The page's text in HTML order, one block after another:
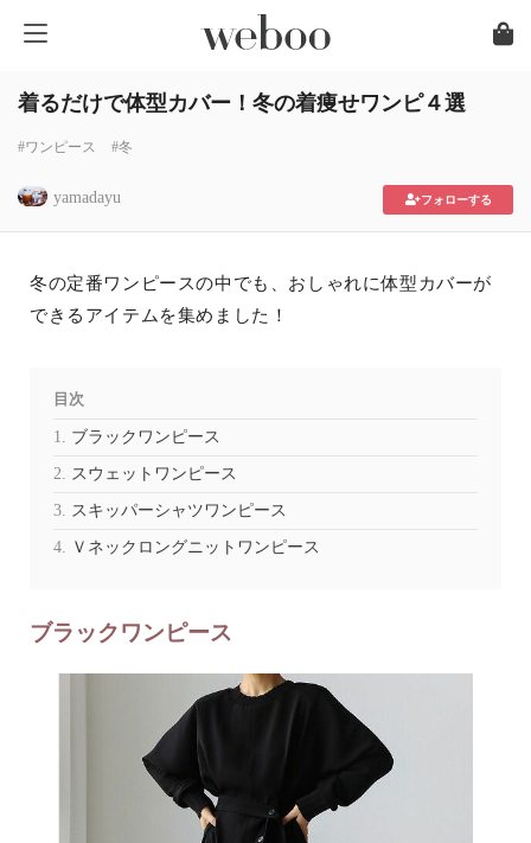
着るだけで体型カバー！冬の着痩せワンピ４選
#ワンピース #冬
yamadayu フォローする
冬の定番ワンピースの中でも、おしゃれに体型カバーが
できるアイテムを集めました！
目次
ブラックワンピース
スウェットワンピース
スキッパーシャツワンピース
Ｖネックロングニットワンピース
ブラックワンピース